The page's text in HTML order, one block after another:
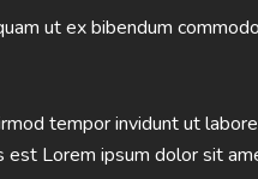
ut ex bibendum
tempor invidunt ut
est Lorem ipsum dolor sit